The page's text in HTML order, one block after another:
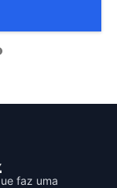
faz uma